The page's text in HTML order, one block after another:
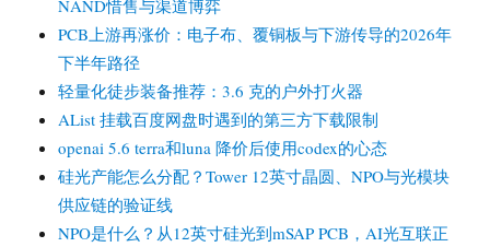
NAND惜售与渠道博弈
PCB上游再涨价：电子布、覆铜板与下游传导的2026年
下半年路径
轻量化徒步装备推荐：3.6 克的户外打火器
AList 挂载百度网盘时遇到的第三方下载限制
openai 5.6 terra和luna 降价后使用codex的心态
硅光产能怎么分配？Tower 12英寸晶圆、NPO与光模块
供应链的验证线
NPO是什么？从12英寸硅光到mSAP PCB，AI光互联正